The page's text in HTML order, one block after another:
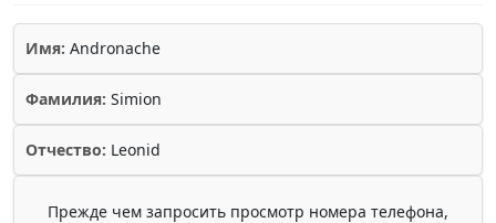
Имя: Andronache
Фамилия: Simion
Отчество: Leonid
Прежде чем запросить просмотр номера телефона,